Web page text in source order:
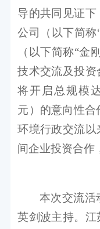
导的共同见证
公司（以下简称
（以下简称“金
技术交流及投
将开启总规模
元）的意向性合
环境行政交流以
间企业投资合作
本次交流活
英剑波主持。江